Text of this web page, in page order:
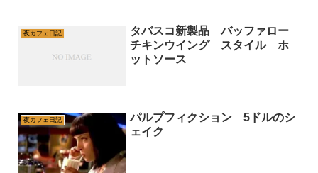
夜カフェ日記
タバスコ新製品 バッファロー
チキンウイング スタイル ホ
ットソース
夜カフェ日記
パルプフィクション 5ドルのシ
ェイク